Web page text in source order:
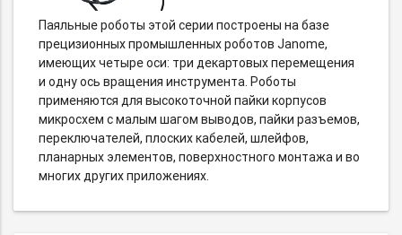
Паяльные роботы этой серии построены на базе
прецизионных промышленных роботов Janome,
имеющих четыре оси: три декартовых перемещения
и одну ось вращения инструмента. Роботы
применяются для высокоточной пайки корпусов
микросхем с малым шагом выводов, пайки разъемов,
переключателей, плоских кабелей, шлейфов,
планарных элементов, поверхностного монтажа и во
многих других приложениях.